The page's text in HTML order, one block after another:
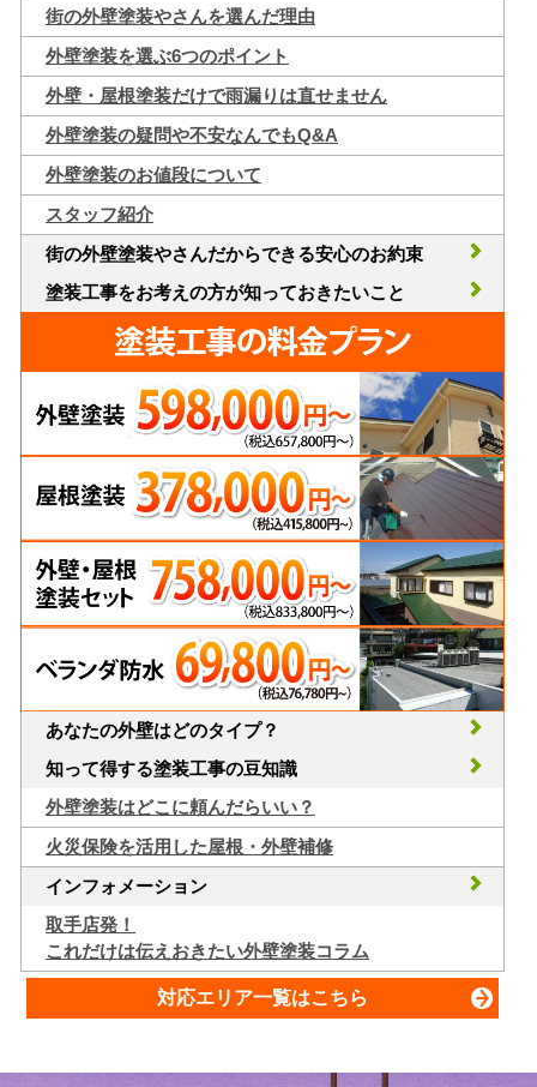
街の外壁塗装やさんを選んだ理由
外壁塗装を選ぶ6つのポイント
外壁・屋根塗装だけで雨漏りは直せません
外壁塗装の疑問や不安なんでもQ&A
外壁塗装のお値段について
スタッフ紹介
街の外壁塗装やさんだからできる安心のお約束
塗装工事をお考えの方が知っておきたいこと
あなたの外壁はどのタイプ？
知って得する塗装工事の豆知識
外壁塗装はどこに頼んだらいい？
火災保険を活用した屋根・外壁補修
インフォメーション
取手店発！
これだけは伝えおきたい外壁塗装コラム
対応エリア一覧はこちら